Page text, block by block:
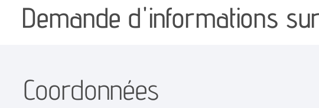
Demande d'informations
Coordonnées